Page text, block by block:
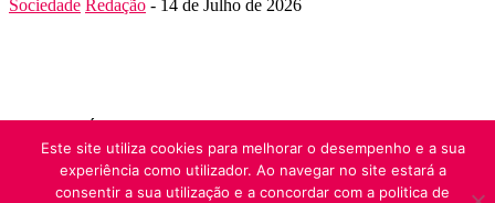
Sociedade Redação - 14 de Julho de 2026
Folha do Domingo
Contato:folha.domingo@diocese-algarve.pt
SIGA-NOS
Este site utiliza cookies para melhorar o desempenho e a sua
experiência como utilizador. Ao navegar no site estará a
consentir a sua utilização e a concordar com a politica de